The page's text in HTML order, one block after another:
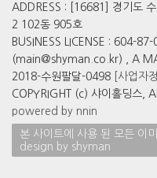
ADDRESS : [16681] 경기도
2 102동 905호
BUSINESS LICENSE : 604-
(main@shyman.co.kr) , A
2018-수원팔달-0498
[사업자
COPYRIGHT (c) 샤이홀딩스,
powered by nnin
본 사이트에 사용 된 모든 이
design by shyman